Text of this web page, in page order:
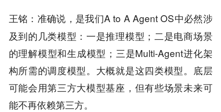
王铭： 准确说，是我们A to A Agent OS中必然涉
及到的几类模型：一是推理模型；二是电商场景
的理解模型和生成模型；三是Multi-Agent进化架
构所需的调度模型。大概就是这四类模型。底层
可能会用第三方大模型基座，但有些场景未来可
能不再依赖第三方。